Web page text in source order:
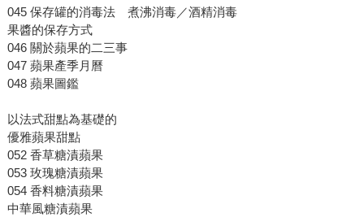
045 保存罐的消毒法 煮沸消毒／酒精消毒
果醬的保存方式
046 關於蘋果的二三事
047 蘋果產季月曆
048 蘋果圖鑑
以法式甜點為基礎的
優雅蘋果甜點
052 香草糖漬蘋果
053 玫瑰糖漬蘋果
054 香料糖漬蘋果
中華風糖漬蘋果